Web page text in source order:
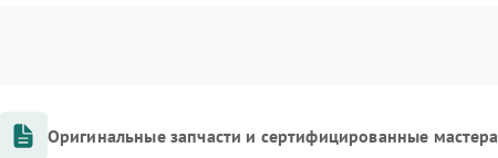
Оригинальные запчасти и сертифицированные мастера